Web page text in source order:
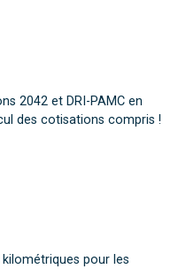
2042 et DRI-PAMC en
des cotisations compris !
kilométriques pour les